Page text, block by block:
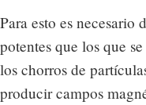
Para esto es necesario
potentes que los que
los chorros de
producir campos